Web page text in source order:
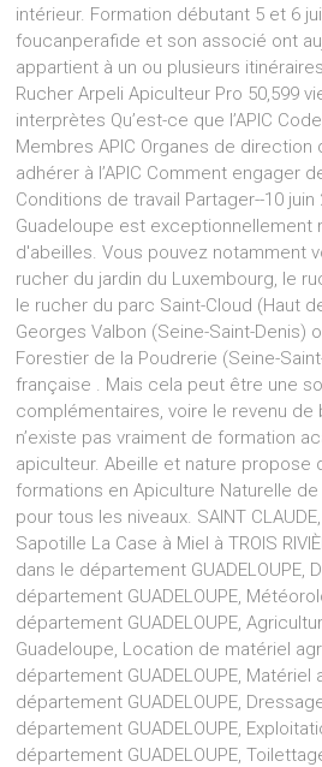
intérieur. Formation débutant 5 et 6
foucanperafide et son associé ont
appartient à un ou plusieurs
Rucher Arpeli Apiculteur Pro 50,599
interprètes Qu’est-ce que l’APIC
Membres APIC Organes de direction
adhérer à l’APIC Comment engager
Conditions de travail Partager--10 juin
Guadeloupe est exceptionnellement
d'abeilles. Vous pouvez notamment
rucher du jardin du Luxembourg, le
le rucher du parc Saint-Cloud (Haut
Georges Valbon (Seine-Saint-Denis)
Forestier de la Poudrerie (Seine-
française . Mais cela peut être une
complémentaires, voire le revenu de
n’existe pas vraiment de formation
apiculteur. Abeille et nature propose
formations en Apiculture Naturelle
pour tous les niveaux. SAINT
Sapotille La Case à Miel à TROIS
dans le département GUADELOUPE,
département GUADELOUPE,
département GUADELOUPE,
Guadeloupe, Location de matériel
département GUADELOUPE,
département GUADELOUPE,
département GUADELOUPE,
département GUADELOUPE,